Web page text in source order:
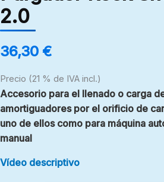
2.0
36,30 €
Precio (21 % de IVA incl.)
Accesorio para el llenado o carga
amortiguadores por el orificio de
uno de ellos como para máquina
manual
Vídeo descriptivo
2.0
cantidad